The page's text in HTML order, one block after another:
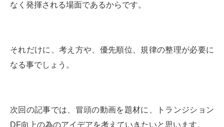
なく発揮される場面であるからです。
それだけに、考え方や、優先順位、規律の整理が必要に
なる事でしょう。
次回の記事では、冒頭の動画を題材に、トランジション
DF向上の為のアイデアを考えていきたいと思います。